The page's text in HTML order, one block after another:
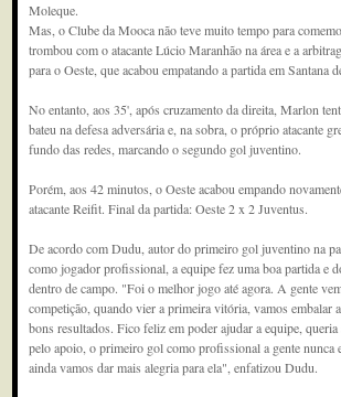
Moleque.
Mas, o Clube da Mooca não teve muito tempo para
trombou com o atacante Lúcio Maranhão na área e a
para o Oeste, que acabou empatando a partida em Santana
No entanto, aos 35', após cruzamento da direita, Marlon
bateu na defesa adversária e, na sobra, o próprio atacante
fundo das redes, marcando o segundo gol juventino.
Porém, aos 42 minutos, o Oeste acabou empando
atacante Reifit. Final da partida: Oeste 2 x 2 Juventus.
De acordo com Dudu, autor do primeiro gol juventino na
como jogador profissional, a equipe fez uma boa partida e
dentro de campo. "Foi o melhor jogo até agora. A gente
competição, quando vier a primeira vitória, vamos embalar
bons resultados. Fico feliz em poder ajudar a equipe, queria
pelo apoio, o primeiro gol como profissional a gente nunca
ainda vamos dar mais alegria para ela", enfatizou Dudu.